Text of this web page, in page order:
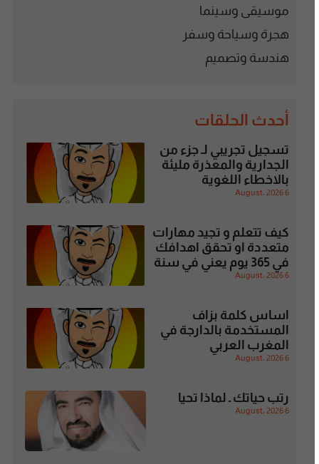
موسيقى وسينما
هجرة وسياحة وسفر
هندسة وتصميم
أحدث الحلقات
تسجيل تجريبي لـ جزء من
الجدارية والمعذرة مليئة
بالاخطاء اللغوية
6 August، 2026
كيف تتعلم و تجيد مهارات
متعددة او تحقق اهدافك
في 365 يوم يعني في سنة
6 August، 2026
اساس كلمة بزاف
المستخدمة بالدارجة في
المغرب العربي
6 August، 2026
رتب حياتك ـ لماذا تحيا
6 August، 2026